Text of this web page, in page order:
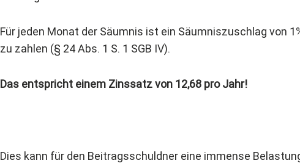
Für jeden Monat der Säumnis ist ein Säumniszuschlag von
zu zahlen (§ 24 Abs. 1 S. 1 SGB IV).
Das entspricht einem Zinssatz von 12,68 pro Jahr!
Dies kann für den Beitragsschuldner eine immense